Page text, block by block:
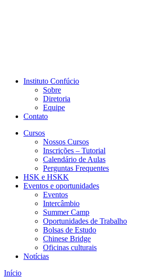
Instituto Confúcio
Sobre
Diretoria
Equipe
Contato
Cursos
Nossos Cursos
Inscrições – Tutorial
Calendário de Aulas
Perguntas Frequentes
HSK e HSKK
Eventos e oportunidades
Eventos
Intercâmbio
Summer Camp
Oportunidades de Trabalho
Bolsas de Estudo
Chinese Bridge
Oficinas culturais
Notícias
Início